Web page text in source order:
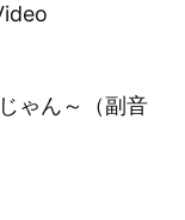
ゃん～（副音